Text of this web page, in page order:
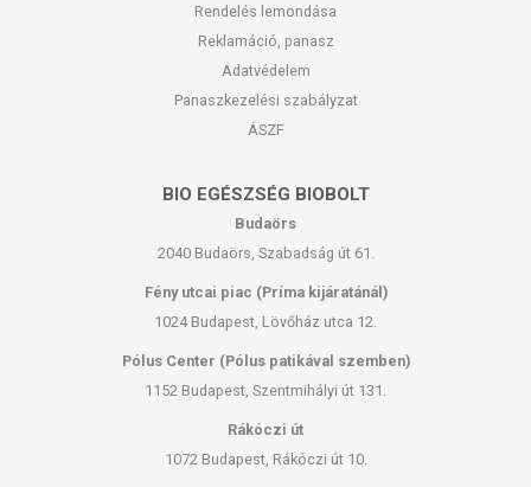
Rendelés lemondása
Reklamáció, panasz
Adatvédelem
Panaszkezelési szabályzat
ÁSZF
BIO EGÉSZSÉG BIOBOLT
Budaörs
2040 Budaörs, Szabadság út 61.
Fény utcai piac (Príma kijáratánál)
1024 Budapest, Lövőház utca 12.
Pólus Center (Pólus patikával szemben)
1152 Budapest, Szentmihályi út 131.
Rákóczi út
1072 Budapest, Rákóczi út 10.